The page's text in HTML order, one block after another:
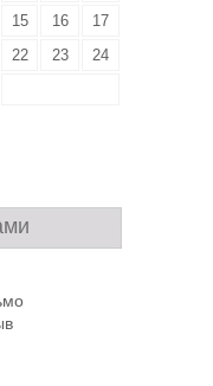
15 16
17
22 23
24